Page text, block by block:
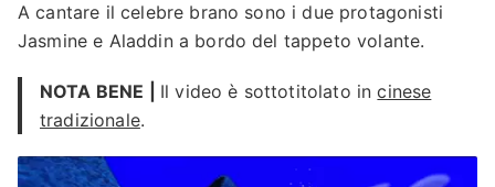
A cantare il celebre brano sono i due protagonisti
Jasmine e Aladdin a bordo del tappeto volante.
NOTA BENE | Il video è sottotitolato incinese
tradizionale.